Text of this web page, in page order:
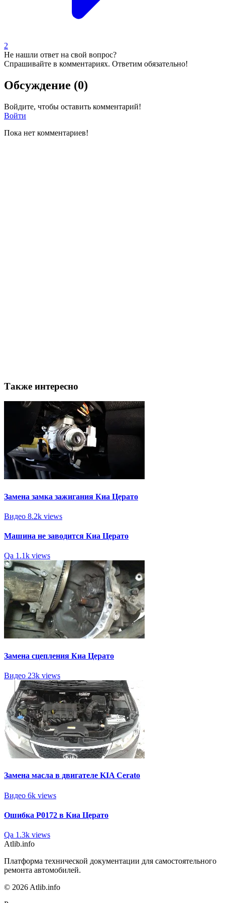
2
Не нашли ответ на свой вопрос?
Спрашивайте в комментариях. Ответим обязательно!
Обсуждение (0)
Войдите, чтобы оставить комментарий!
Войти
Пока нет комментариев!
Также интересно
Замена замка зажигания Киа Церато
Видео 8.2k views
Машина не заводится Киа Церато
Qa 1.1k views
Замена сцепления Киа Церато
Видео 23k views
Замена масла в двигателе KIA Cerato
Видео 6k views
Ошибка P0172 в Киа Церато
Qa 1.3k views
Atlib.info
Платформа технической документации для самостоятельного
ремонта автомобилей.
© 2026 Atlib.info